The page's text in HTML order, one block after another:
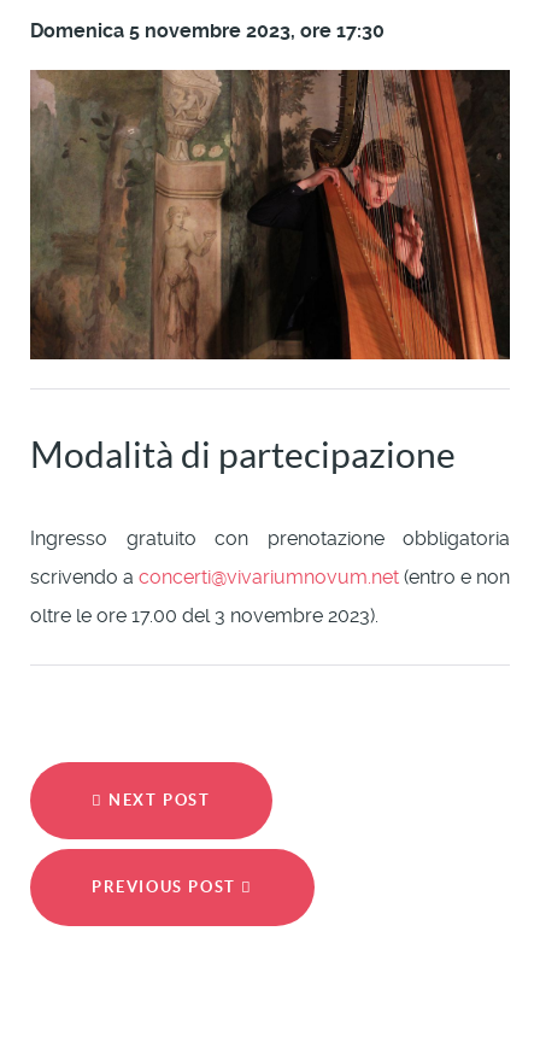
Domenica 5 novembre 2023, ore 17:30
Modalità di partecipazione
Ingresso gratuito con prenotazione obbligatoria
scrivendo a concerti@vivariumnovum.net (entro e non
oltre le ore 17.00 del 3 novembre 2023).
NEXT POST
PREVIOUS POST